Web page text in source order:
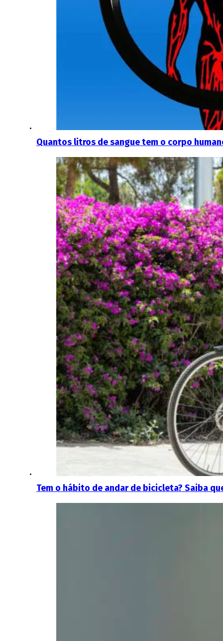
Quantos litros de sangue tem o corpo
Tem o hábito de andar de bicicleta? Saiba